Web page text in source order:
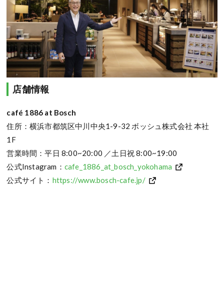
店舗情報
café 1886 at Bosch
住所：横浜市都筑区中川中央1-9-32 ボッシュ株式会社 本社
1F
営業時間：平日 8:00~20:00 ／土日祝 8:00~19:00
公式Instagram： cafe_1886_at_bosch_yokohama
公式サイト： https://www.bosch-cafe.jp/